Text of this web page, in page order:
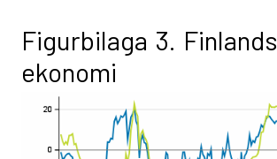
Figurbilaga 3. Finlands
ekonomi